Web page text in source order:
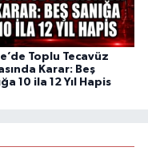
Toplu Tecavüz
Karar: Beş
10 ila 12 Yıl Hapis